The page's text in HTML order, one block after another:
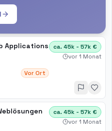
Applications
Vor Ort
ca. 45k - 57k €
vor 1 Monat
ca. 45k - 57k €
vor 1 Monat